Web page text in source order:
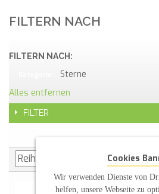
FILTERN NACH
FILTERN NACH:
Sterne
Alles entfernen
FILTER
Cookies
Wir verwenden Dienste von
helfen, unsere Webseite zu